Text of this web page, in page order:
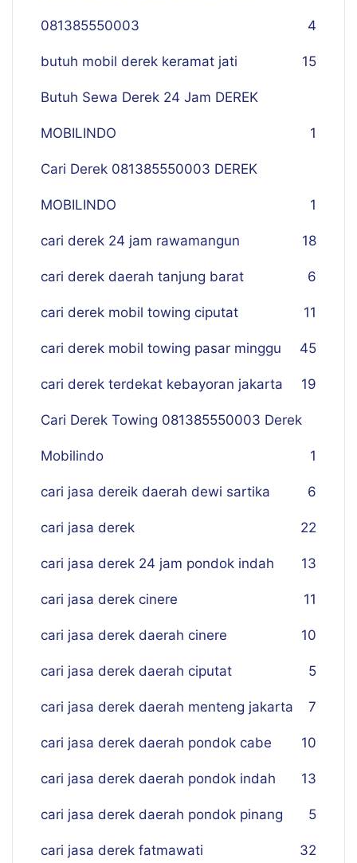
081385550003 4
butuh mobil derek keramat jati 15
Butuh Sewa Derek 24 Jam DEREK
MOBILINDO 1
Cari Derek 081385550003 DEREK
MOBILINDO 1
cari derek 24 jam rawamangun 18
cari derek daerah tanjung barat 6
cari derek mobil towing ciputat 11
cari derek mobil towing pasar minggu 45
cari derek terdekat kebayoran jakarta 19
Cari Derek Towing 081385550003 Derek
Mobilindo 1
cari jasa dereik daerah dewi sartika 6
cari jasa derek 22
cari jasa derek 24 jam pondok indah 13
cari jasa derek cinere 11
cari jasa derek daerah cinere 10
cari jasa derek daerah ciputat 5
cari jasa derek daerah menteng jakarta 7
cari jasa derek daerah pondok cabe 10
cari jasa derek daerah pondok indah 13
cari jasa derek daerah pondok pinang 5
cari jasa derek fatmawati 32